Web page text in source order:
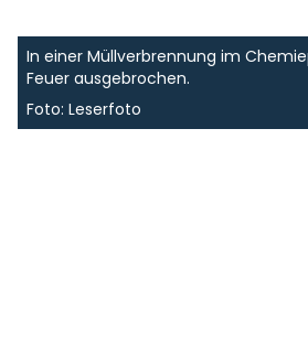
In einer Müllverbrennung im
Feuer ausgebrochen.
Foto: Leserfoto